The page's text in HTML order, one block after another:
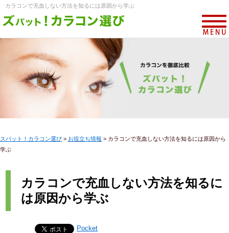
カラコンで充血しない方法を知るには原因から学ぶ
スバット！カラコン選び > お役立ち情報 > カラコンで充血しない方法を知るには原因から
学ぶ
カラコンで充血しない方法を知るに
は原因から学ぶ
Pocket